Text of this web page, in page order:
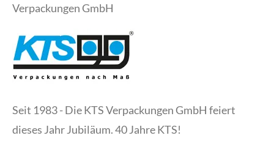
Verpackungen GmbH
Seit 1983 - Die KTS Verpackungen GmbH feiert
dieses Jahr Jubiläum. 40 Jahre KTS!